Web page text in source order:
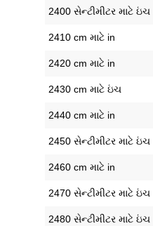
2400 સેન્ટીમીટર માટે ઇંચ
2410 cm માટે in
2420 cm માટે in
2430 cm માટે ઇંચ
2440 cm માટે in
2450 સેન્ટીમીટર માટે ઇંચ
2460 cm માટે in
2470 સેન્ટીમીટર માટે ઇંચ
2480 સેન્ટીમીટર માટે ઇંચ